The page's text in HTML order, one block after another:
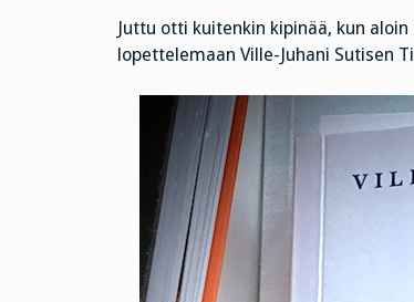
Juttu otti kuitenkin kipinää, kun
lopettelemaan Ville-Juhani Sutisen